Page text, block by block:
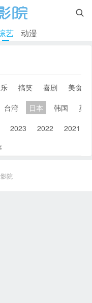

艺 动漫
搞笑 喜剧
美食
台湾 日本 韩国
英
2023 2022 2021
院